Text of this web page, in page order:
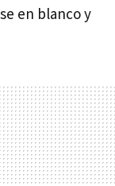
en blanco y